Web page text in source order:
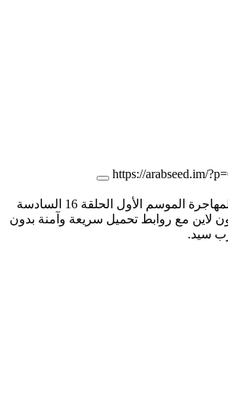
https://arabseed.im/